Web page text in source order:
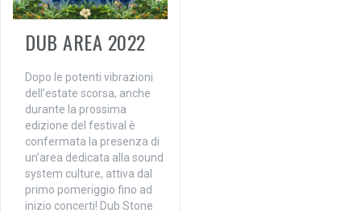
DUB AREA 2022
Dopo le potenti vibrazioni
dell’estate scorsa, anche
durante la prossima
edizione del festival è
confermata la presenza di
un’area dedicata alla sound
system culture, attiva dal
primo pomeriggio fino ad
inizio concerti! Dub Stone